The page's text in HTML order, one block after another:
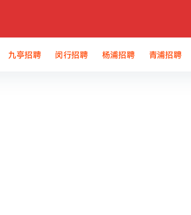
九亭招聘 闵行招聘 杨浦招聘 青浦招聘